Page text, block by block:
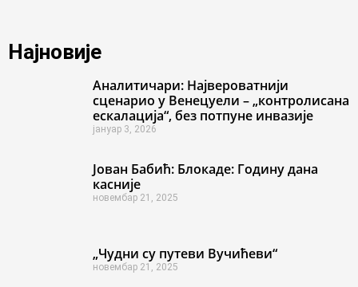
Најновије
Аналитичари: Највероватнији
сценарио у Венецуели – „контролисана
ескалација“, без потпуне инвазије
јануар 3, 2026
Јован Бабић: Блокаде: Годину дана
касније
новембар 21, 2025
„Чудни су путеви Вучићеви“
новембар 21, 2025